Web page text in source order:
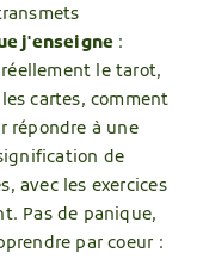
j'enseigne :
le tarot,
cartes, comment
répondre à une
de
avec les exercices
Pas de panique,
par coeur :